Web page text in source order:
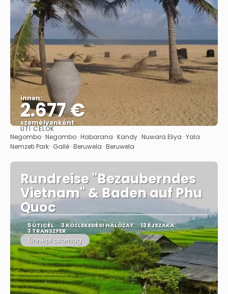
innen:
2.677 €
személyenként
Megnézem
ÚTI CÉLOK
Negombo · Negombo · Habarana · Kandy · Nuwara Eliya · Yala
Nemzeti Park · Gallé · Beruwela · Beruwela
Rundreise "Bezauberndes
Vietnam" & Baden auf Phu
Quoc
5 ÚTICÉL 3 KÖZLEKEDÉSI HÁLÓZAT 13 ÉJSZAKA
3 TRANSZFER
Ünnepi csomag